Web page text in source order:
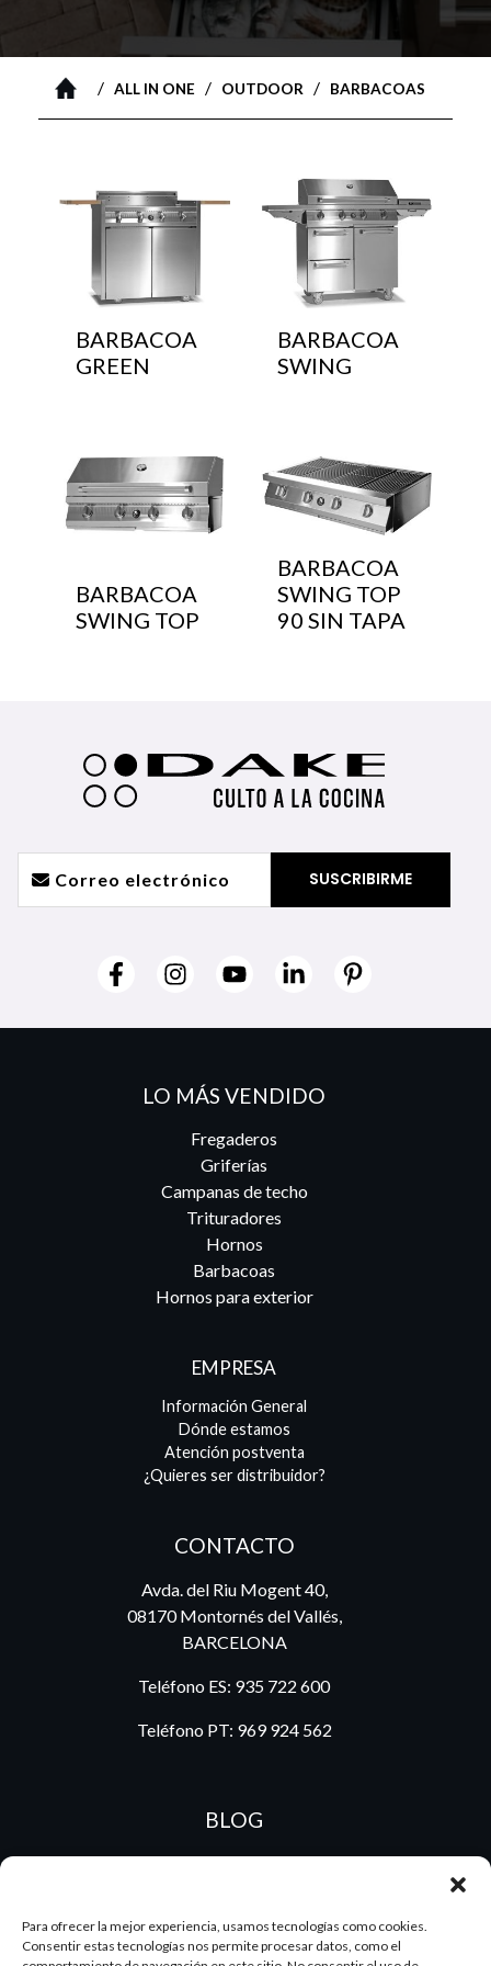
Para ofrecer la mejor experiencia, usamos tecnologías como cookies.
Consentir estas tecnologías nos permite procesar datos, como el
/ ALL IN ONE / OUTDOOR / BARBACOAS
BARBACOA
GREEN
BARBACOA
SWING
BARBACOA
SWING TOP
BARBACOA
SWING TOP
90 SIN TAPA
LO MÁS VENDIDO
Fregaderos
Griferías
Campanas de techo
Trituradores
Hornos
Barbacoas
Hornos para exterior
EMPRESA
Información General
Dónde estamos
Atención postventa
¿Quieres ser distribuidor?
CONTACTO
Avda. del Riu Mogent 40,
08170 Montornés del Vallés,
BARCELONA
Teléfono ES: 935 722 600
Teléfono PT: 969 924 562
BLOG